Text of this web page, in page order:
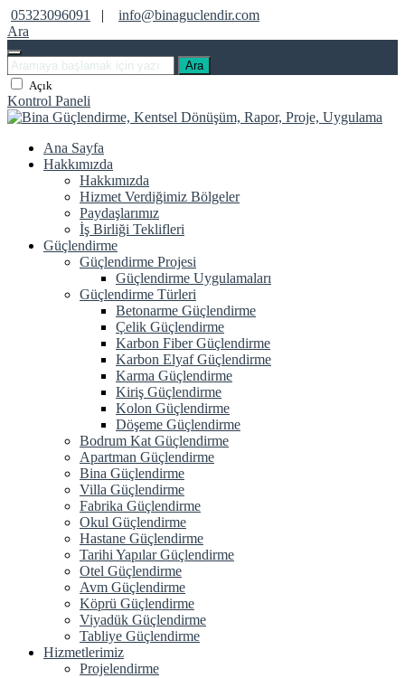
05323096091 |
info@binaguclendir.com
Ara
Ara
Açık
Kontrol Paneli
Ana Sayfa
Hakkımızda
Hakkımızda
Hizmet Verdiğimiz Bölgeler
Paydaşlarımız
İş Birliği Teklifleri
Güçlendirme
Güçlendirme Projesi
Güçlendirme Uygulamaları
Güçlendirme Türleri
Betonarme Güçlendirme
Çelik Güçlendirme
Karbon Fiber Güçlendirme
Karbon Elyaf Güçlendirme
Karma Güçlendirme
Kiriş Güçlendirme
Kolon Güçlendirme
Döşeme Güçlendirme
Bodrum Kat Güçlendirme
Apartman Güçlendirme
Bina Güçlendirme
Villa Güçlendirme
Fabrika Güçlendirme
Okul Güçlendirme
Hastane Güçlendirme
Tarihi Yapılar Güçlendirme
Otel Güçlendirme
Avm Güçlendirme
Köprü Güçlendirme
Viyadük Güçlendirme
Tabliye Güçlendirme
Hizmetlerimiz
Projelendirme